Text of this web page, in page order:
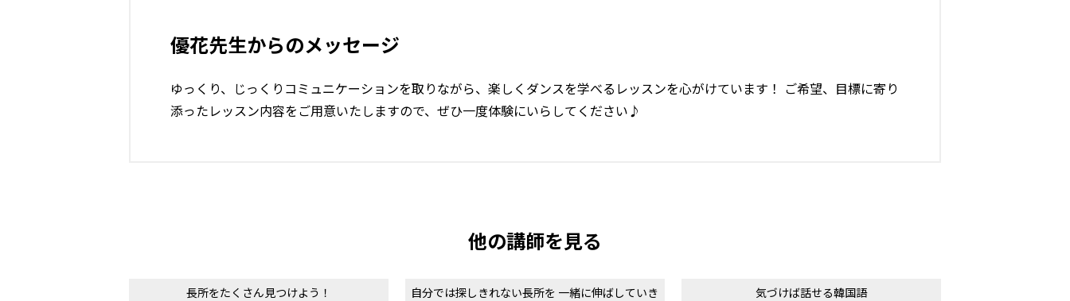
優花先生からのメッセージ
ゆっくり、じっくりコミュニケーションを取りながら、楽しくダンスを学べるレッスンを心がけています！ ご希望、目標に寄り
添ったレッスン内容をご用意いたしますので、ぜひ一度体験にいらしてください♪
他の講師を見る
長所をたくさん見つけよう！
自分では探しきれない長所を 一緒に伸ばしていき
気づけば話せる韓国語